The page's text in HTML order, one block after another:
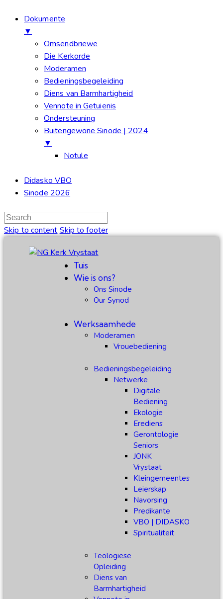
Dokumente
▼
Omsendbriewe
Die Kerkorde
Moderamen
Bedieningsbegeleiding
Diens van Barmhartigheid
Vennote in Getuienis
Ondersteuning
Buitengewone Sinode | 2024
▼
Notule
Didasko VBO
Sinode 2026
Skip to content Skip to footer
Tuis
Wie is ons?
Ons Sinode
Our Synod
Werksaamhede
Moderamen
Vrouebediening
Bedieningsbegeleiding
Netwerke
Digitale
Bediening
Ekologie
Erediens
Gerontologie
Seniors
JONK
Vrystaat
Kleingemeentes
Leierskap
Navorsing
Predikante
VBO | DIDASKO
Spiritualiteit
Teologiese
Opleiding
Diens van
Barmhartigheid